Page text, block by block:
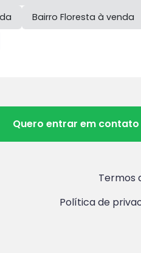
Bairro Floresta à venda
Quero entrar em contato
Termos
Política de